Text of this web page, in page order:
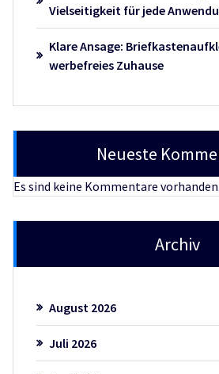
Vielseitigkeit für jede
Klare Ansage:
werbefreies Zuhause
Neueste
Es sind keine Kommentare vorhanden.
Archiv
August 2026
Juli 2026